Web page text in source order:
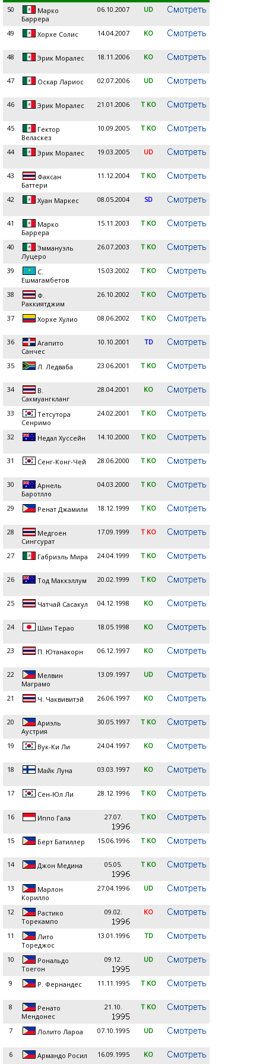
50
Марко
Баррера
06.10.2007 UD
49 Хорхе Солис 14.04.2007 KO
48 Эрик Моралес 18.11.2006 KO
47 Оскар Лариос 02.07.2006 UD
46 Эрик Моралес 21.01.2006 T KO
45
Гектор
Веласкез
10.09.2005 T KO
44 Эрик Моралес 19.03.2005 UD
43
Фахсан
Баттери
11.12.2004 T KO
42 Хуан Маркес 08.05.2004 SD
41
Марко
Баррера
15.11.2003 T KO
40
Эммануэль
Луцеро
26.07.2003 T KO
39
С.
Ешмагамбетов
15.03.2002 T KO
38
Ф.
Раккиятджим
26.10.2002 T KO
37 Хорхе Хулио 08.06.2002 T KO
36
Агапито
Санчес
10.10.2001 TD
35 Л. Ледваба 23.06.2001 T KO
34
В.
Сакмуангкланг
28.04.2001 KO
33
Тетсутора
Сенримо
24.02.2001 T KO
32 Недал Хуссейн 14.10.2000 T KO
31 Сенг-Конг-Чей 28.06.2000 T KO
30
Арнель
Баротлло
04.03.2000 T KO
29 Ренат Джамили 18.12.1999 T KO
28
Медгоен
Сингсурат
17.09.1999 T KO
27 Габриэль Мира 24.04.1999 T KO
26 Тод Маккэллум 20.02.1999 T KO
25 Чатчай Сасакул 04.12.1998 KO
24 Шин Терао 18.05.1998 KO
23 П. Ютанакорн 06.12.1997 KO
22
Мелвин
Маграмо
13.09.1997 UD
21 Ч. Чаквивитэй 26.06.1997 KO
20
Ариэль
Аустрия
30.05.1997 T KO
19 Вук-Ки Ли 24.04.1997 KO
18 Майк Луна 03.03.1997 KO
17 Сен-Юл Ли 28.12.1996 T KO
16 Иппо Гала 27.07. T KO
15 Берт Батиллер 15.06.1996 T KO
14 Джон Медина 05.05. T KO
13
Марлон
Корилло
27.04.1996 UD
12
Растико
Торекампо
09.02. KO
11
Лито
Тореджос
13.01.1996 TD
10
Рональдо
Тоегон
09.12. UD
9 Р. Фернандес 11.11.1995 T KO
8
Ренато
Мендонес
21.10. T KO
7 Лолито Лароа 07.10.1995 UD
6 Армандо Росил 16.09.1995 KO